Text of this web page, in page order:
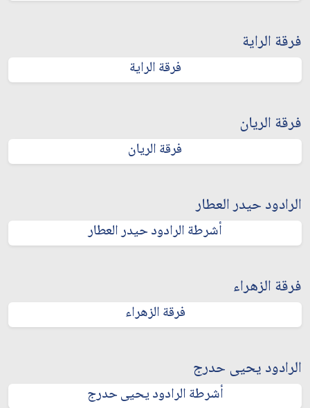
فرقة الراية
فرقة الراية
فرقة الريان
فرقة الريان
الرادود حيدر العطار
أشرطة الرادود حيدر العطار
فرقة الزهراء
فرقة الزهراء
الرادود يحيى حدرج
أشرطة الرادود يحيى حدرج